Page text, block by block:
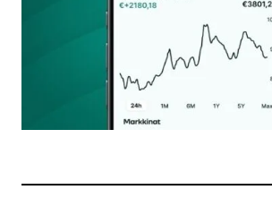
Nimesi tai nimimerkkisi
Sähköpostiosoitteesi
Tilaa SalkunRakentajan uutiskirje